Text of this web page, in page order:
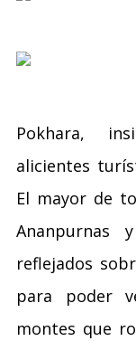
Pokhara,
alicientes
El mayor de
Ananpurnas
reflejados
para poder
montes que